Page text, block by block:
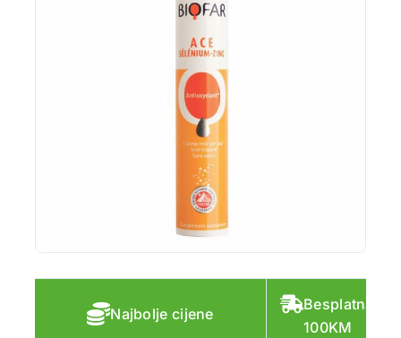
Najbolje cijene
Besplatna
100KM